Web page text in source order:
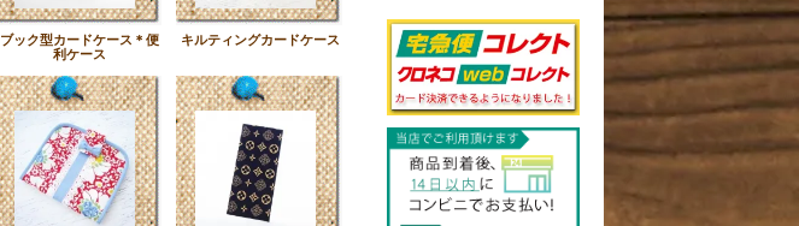
ブック型カードケース＊便
利ケース
キルティングカードケース